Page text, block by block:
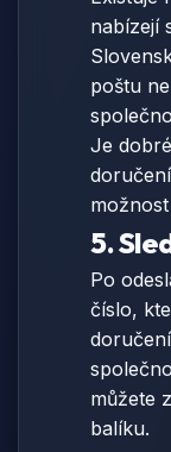
nabízejí
poštu
Je
5.
Po
číslo,
můžete
balíku.